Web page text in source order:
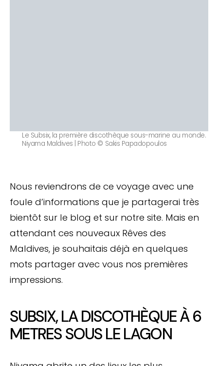
Le Subsix, la première discothèque sous-marine au monde.
Niyama Maldives | Photo © Sakis Papadopoulos
Nous reviendrons de ce voyage avec une
foule d’informations que je partagerai très
bientôt sur le blog et sur notre site. Mais en
attendant ces nouveaux Rêves des
Maldives, je souhaitais déjà en quelques
mots partager avec vous nos premières
impressions.
SUBSIX, LA DISCOTHÈQUE À 6
METRES SOUS LE LAGON